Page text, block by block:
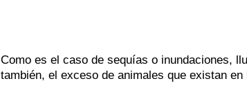
Como es el caso de sequías o inundaciones,
también, el exceso de animales que existan en